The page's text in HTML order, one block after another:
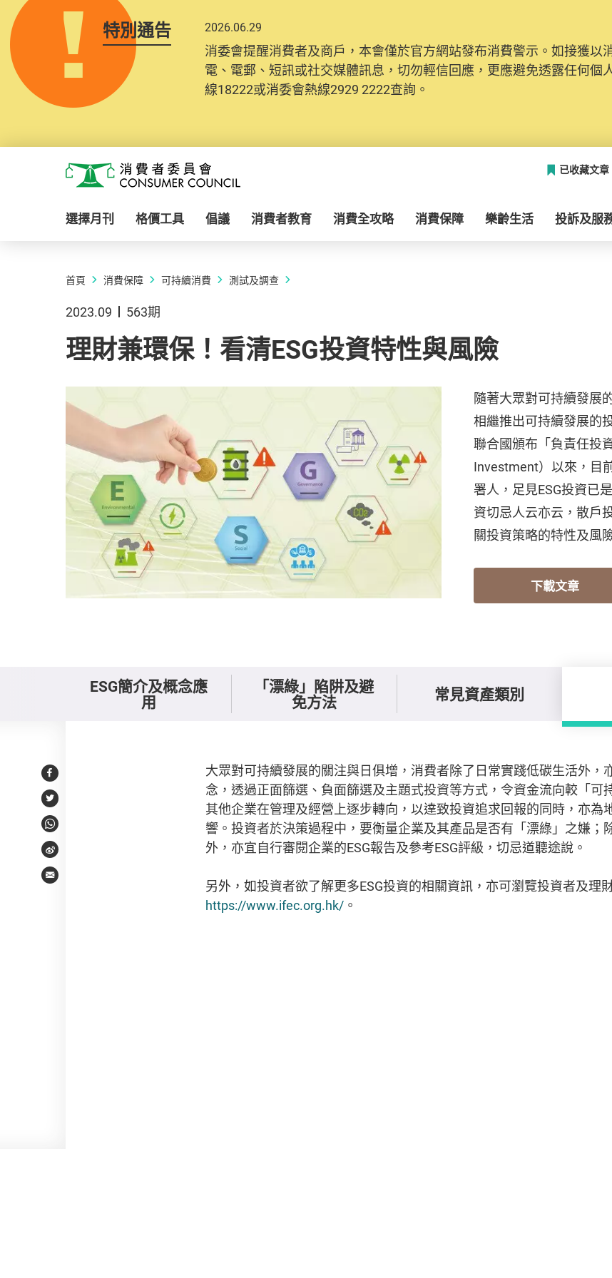
特別通告 2026.06.29
消委會提醒消費者及商戶，本會僅於官方網站發布消費警示。如接獲以
電、電郵、短訊或社交媒體訊息，切勿輕信回應，更應避免透露任何個
線18222或消委會熱線2929 2222查詢。
消費者委員會
已收藏文章
選擇月刊 格價工具 倡議 消費者教育 消費全攻略 消費保障 樂齡生活 投訴及服
首頁 消費保障 可持續消費 測試及調查
2023.09 563期
理財兼環保！看清ESG投資特性與風險
隨著大眾對可持續發展
相繼推出可持續發展的
聯合國頒布「負責任投
Investment）以來，目
署人，足見ESG投資已
資切忌人云亦云，散戶
關投資策略的特性及風
下載文章
ESG簡介及概念應
用
「漂綠」陷阱及避
免方法 常見資產類別
Facebook
Twitter
WhatsApp
Weibo
Email
大眾對可持續發展的關注與日俱增，消費者除了日常實踐低碳生活外，
念，透過正面篩選、負面篩選及主題式投資等方式，令資金流向較「可
其他企業在管理及經營上逐步轉向，以達致投資追求回報的同時，亦為
響。投資者於決策過程中，要衡量企業及其產品是否有「漂綠」之嫌；
外，亦宜自行審閱企業的ESG報告及參考ESG評級，切忌道聽途說。
另外，如投資者欲了解更多ESG投資的相關資訊，亦可瀏覽投資者及理
https://www.ifec.org.hk/。